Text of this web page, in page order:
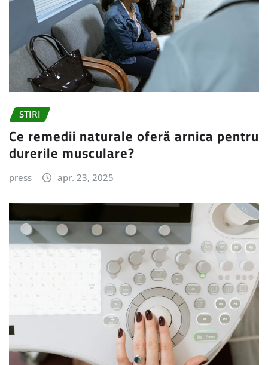
STIRI
Ce remedii naturale oferă arnica pentru
durerile musculare?
press apr. 23, 2025